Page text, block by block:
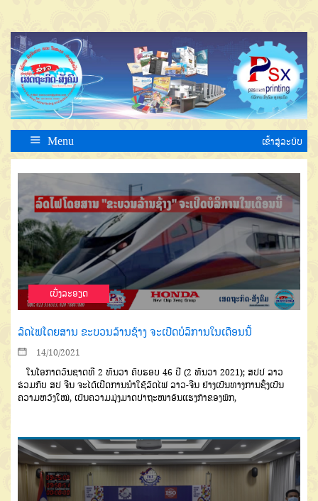
Menu ເຂົ້າສູ່ລະບົບ
ເບີ່ງລະອຽດ
ລົດໄຟໂດຍສານ ຂະບວນລ້ານຊ້າງ ຈະເປີດບໍລິການໃນເດືອນນີ້
14/10/2021
ໃນໂອກາດວັນຊາດທີ 2 ທັນວາ ຄົບຮອບ 46 ປີ (2 ທັນວາ 2021); ສປປ ລາວ
ຮ່ວມກັບ ສປ ຈີນ ຈະໄດ້ເປີດການນໍາໃຊ້ລົດໄຟ ລາວ-ຈີນ ຢ່າງເປັນທາງການຊຶ່ງເປັນ
ຄວາມຫວັງໃໝ່, ເປັນຄວາມມຸ່ງມາດປາຖະໜາອັນແຮງກ້າຂອງພັກ,